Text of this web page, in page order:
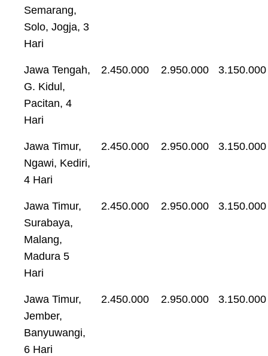
Semarang,
Solo, Jogja, 3
Hari
Jawa Tengah,
G. Kidul,
Pacitan, 4
Hari
2.450.000 2.950.000 3.150.000
Jawa Timur,
Ngawi, Kediri,
4 Hari
2.450.000 2.950.000 3.150.000
Jawa Timur,
Surabaya,
Malang,
Madura 5
Hari
2.450.000 2.950.000 3.150.000
Jawa Timur,
Jember,
Banyuwangi,
6 Hari
2.450.000 2.950.000 3.150.000